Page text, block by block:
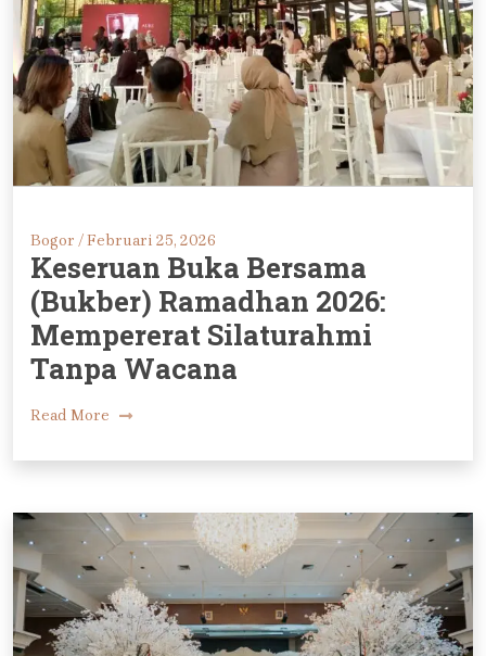
Bogor /Februari 25, 2026
Keseruan Buka Bersama
(Bukber) Ramadhan 2026:
Mempererat Silaturahmi
Tanpa Wacana
Read More